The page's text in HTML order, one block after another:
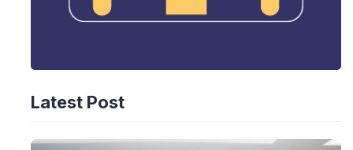
Latest Post